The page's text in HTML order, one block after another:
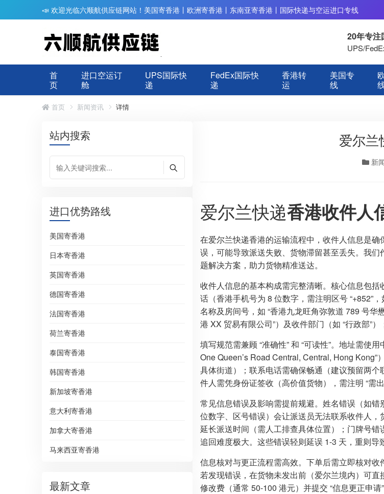
📣 欢迎光临六顺航供应链网站！美国寄香港丨欧洲寄香港丨东南亚寄香港丨国际快递与空运进口专线
20年专注
UPS/
首
页
进口空运订
舱
UPS国际快
递
FedEx国际快
递
香港转
运
美国专
线
首页 新闻资讯 详情
站内搜索
进口优势路线
美国寄香港
日本寄香港
英国寄香港
德国寄香港
法国寄香港
荷兰寄香港
泰国寄香港
韩国寄香港
新加坡寄香港
意大利寄香港
加拿大寄香港
马来西亚寄香港
最新文章
爱尔兰
新
爱尔兰快递香港收件人
在爱尔兰快递香港的运输流程中，收件人信息是
误，可能导致派送失败、货物滞留甚至丢失。我
题解决方案，助力货物精准送达。
收件人信息的基本构成需完整清晰。核心信息包括
话（香港手机号为 8 位数字，需注明区号 “+852”
名称及房间号，如 “香港九龙旺角弥敦道 789 号华
港 XX 贸易有限公司”）及收件部门（如 “行政部”
填写规范需兼顾 “准确性” 和 “可读性”。地址需使
One Queen’s Road Central, Central, Hong
具体街道）；联系电话需确保畅通（建议预留两
件人需凭身份证签收（高价值货物），需注明 “需
常见信息错误及影响需提前规避。姓名错误（如
位数字、区号错误）会让派送员无法联系收件人
延长派送时间（需人工排查具体位置）；门牌号错
追回难度极大。这些错误轻则延误 1-3 天，重则导
信息核对与更正流程需高效。下单后需立即核对收
若发现错误，在货物未发出前（爱尔兰境内）可
修改费（通常 50-100 港元）并提交 “信息更正申